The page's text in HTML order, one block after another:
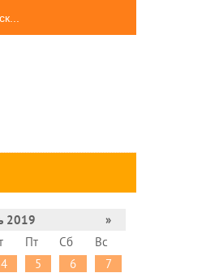
2019
»
Пт Сб
Вс
4 5 6
7